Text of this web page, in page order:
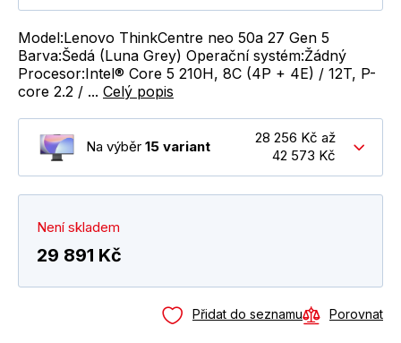
Model:Lenovo ThinkCentre neo 50a 27 Gen 5
Barva:Šedá (Luna Grey) Operační systém:Žádný
Procesor:Intel® Core 5 210H, 8C (4P + 4E) / 12T, P-
core 2.2 / ... Celý popis
Na výběr 15 variant
28 256 Kč až
42 573 Kč
Není skladem
29 891 Kč
Přidat do seznamu Porovnat